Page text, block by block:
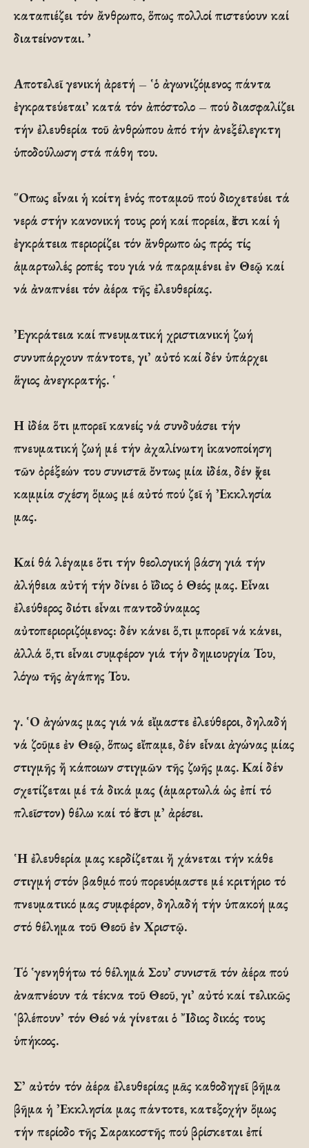
καταπιέζει τόν ἄνθρωπο, ὅπως πολλοί πιστεύουν καί
διατείνονται. ᾽
Αποτελεῖ γενική ἀρετή – ῾ὁ ἀγωνιζόμενος πάντα
ἐγκρατεύεται᾽ κατά τόν ἀπόστολο – πού διασφαλίζει
τήν ἐλευθερία τοῦ ἀνθρώπου ἀπό τήν ἀνεξέλεγκτη
ὑποδούλωση στά πάθη του.
῞Οπως εἶναι ἡ κοίτη ἑνός ποταμοῦ πού διοχετεύει τά
νερά στήν κανονική τους ροή καί πορεία, ἔτσι καί ἡ
ἐγκράτεια περιορίζει τόν ἄνθρωπο ὡς πρός τίς
ἁμαρτωλές ροπές του γιά νά παραμένει ἐν Θεῷ καί
νά ἀναπνέει τόν ἀέρα τῆς ἐλευθερίας.
᾽Εγκράτεια καί πνευματική χριστιανική ζωή
συνυπάρχουν πάντοτε, γι᾽ αὐτό καί δέν ὑπάρχει
ἅγιος ἀνεγκρατής. ῾
Η ἰδέα ὅτι μπορεῖ κανείς νά συνδυάσει τήν
πνευματική ζωή μέ τήν ἀχαλίνωτη ἱκανοποίηση
τῶν ὀρέξεών του συνιστᾶ ὄντως μία ἰδέα, δέν ἔχει
καμμία σχέση ὅμως μέ αὐτό πού ζεῖ ἡ ᾽Εκκλησία
μας.
Καί θά λέγαμε ὅτι τήν θεολογική βάση γιά τήν
ἀλήθεια αὐτή τήν δίνει ὁ ἴδιος ὁ Θεός μας. Εἶναι
ἐλεύθερος διότι εἶναι παντοδύναμος
αὐτοπεριοριζόμενος: δέν κάνει ὅ,τι μπορεῖ νά κάνει,
ἀλλά ὅ,τι εἶναι συμφέρον γιά τήν δημιουργία Του,
λόγω τῆς ἀγάπης Του.
γ. ῾Ο ἀγώνας μας γιά νά εἴμαστε ἐλεύθεροι, δηλαδή
νά ζοῦμε ἐν Θεῷ, ὅπως εἴπαμε, δέν εἶναι ἀγώνας μίας
στιγμῆς ἤ κάποιων στιγμῶν τῆς ζωῆς μας. Καί δέν
σχετίζεται μέ τά δικά μας (ἁμαρτωλά ὡς ἐπί τό
πλεῖστον) θέλω καί τό ἔτσι μ᾽ ἀρέσει.
῾Η ἐλευθερία μας κερδίζεται ἤ χάνεται τήν κάθε
στιγμή στόν βαθμό πού πορευόμαστε μέ κριτήριο τό
πνευματικό μας συμφέρον, δηλαδή τήν ὑπακοή μας
στό θέλημα τοῦ Θεοῦ ἐν Χριστῷ.
Τό ῾γενηθήτω τό θέλημά Σου᾽ συνιστᾶ τόν ἀέρα πού
ἀναπνέουν τά τέκνα τοῦ Θεοῦ, γι᾽ αὐτό καί τελικῶς
῾βλέπουν᾽ τόν Θεό νά γίνεται ὁ ῎Ιδιος δικός τους
ὑπήκοος.
Σ᾽ αὐτόν τόν ἀέρα ἐλευθερίας μᾶς καθοδηγεῖ βῆμα
βῆμα ἡ ᾽Εκκλησία μας πάντοτε, κατεξοχήν ὅμως
τήν περίοδο τῆς Σαρακοστῆς πού βρίσκεται ἐπί